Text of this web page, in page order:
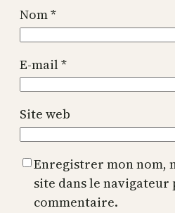
Nom*
E-mail*
Site web
Enregistrer mon nom,
site dans le
commentaire.